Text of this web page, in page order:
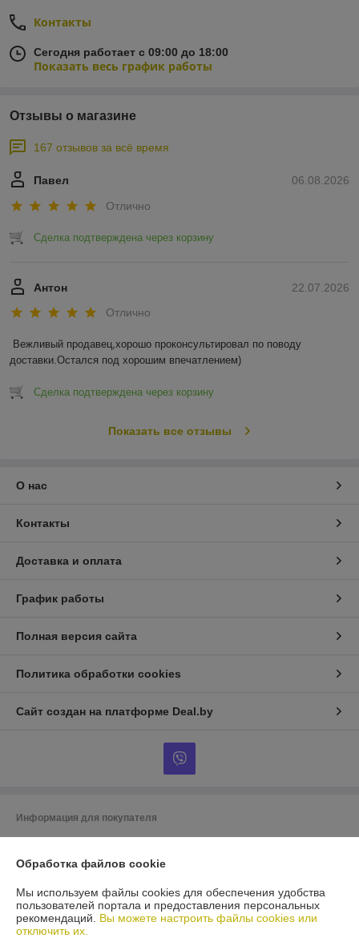
Контакты
Сегодня работает с 09:00 до 18:00
Показать весь график работы
Отзывы о магазине
167 отзывов за всё время
06.08.2026
Павел
Отлично
Сделка подтверждена через корзину
22.07.2026
Антон
Отлично
Вежливый продавец,хорошо проконсультировал по поводу
доставки.Остался под хорошим впечатлением)
Сделка подтверждена через корзину
Показать все отзывы
О нас
Контакты
Доставка и оплата
График работы
Полная версия сайта
Политика обработки cookies
Сайт создан на платформе Deal.by
Информация для покупателя
220101, г. Минск, ул. Малинина, д. 34, кв. 122
Регистрационный номер ЕГР: 192275324
УНП: 192275324
Обработка файлов cookie
Мы используем файлы cookies для обеспечения удобства
пользователей портала и предоставления персональных
рекомендаций. Вы можете настроить файлы cookies или
отключить их.